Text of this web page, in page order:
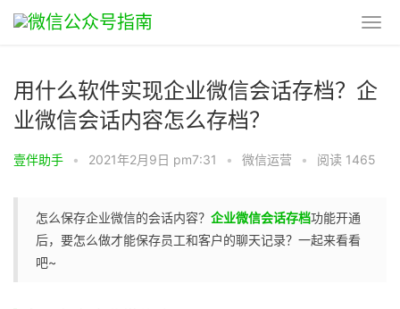
用什么软件实现企业微信会话存档？企
业微信会话内容怎么存档？
壹伴助手 • 2021年2月9日 pm7:31 • 微信运营 • 阅读 1465
怎么保存企业微信的会话内容？ 企业微信会话存档功能开通
后，要怎么做才能保存员工和客户的聊天记录？一起来看看
吧~